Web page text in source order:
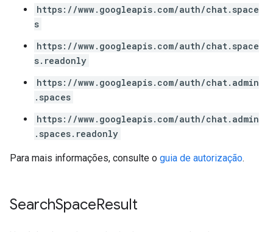
https://www.googleapis.com/auth/chat.space
s
https://www.googleapis.com/auth/chat.space
s.readonly
https://www.googleapis.com/auth/chat.admin
.spaces
https://www.googleapis.com/auth/chat.admin
.spaces.readonly
Para mais informações, consulte o guia de autorização.
SearchSpaceResult